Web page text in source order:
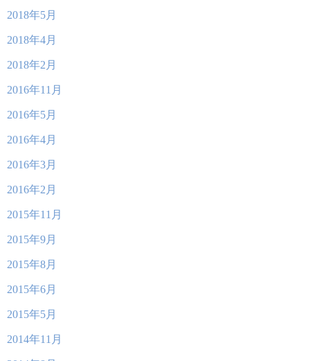
2018年5月
2018年4月
2018年2月
2016年11月
2016年5月
2016年4月
2016年3月
2016年2月
2015年11月
2015年9月
2015年8月
2015年6月
2015年5月
2014年11月